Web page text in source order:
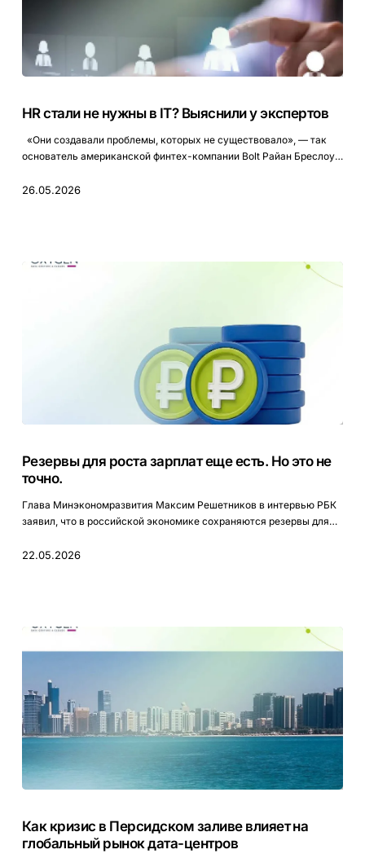
не
у
HR стали не нужны в IT? Выяснили у экспертов
«Они создавали проблемы, которых не существовало», — так
основатель американской финтех-компании Bolt Райан Бреслоу…
26.05.2026
роста
зарплат
не
Резервы для роста зарплат еще есть. Но это не
точно.
Глава Минэкономразвития Максим Решетников в интервью РБК
заявил, что в российской экономике сохраняются резервы для…
22.05.2026
в
Персидском
Как кризис в Персидском заливе влияет на
глобальный рынок дата-центров